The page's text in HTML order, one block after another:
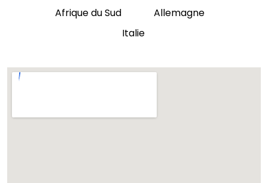
Afrique du Sud
Allemagne
Italie